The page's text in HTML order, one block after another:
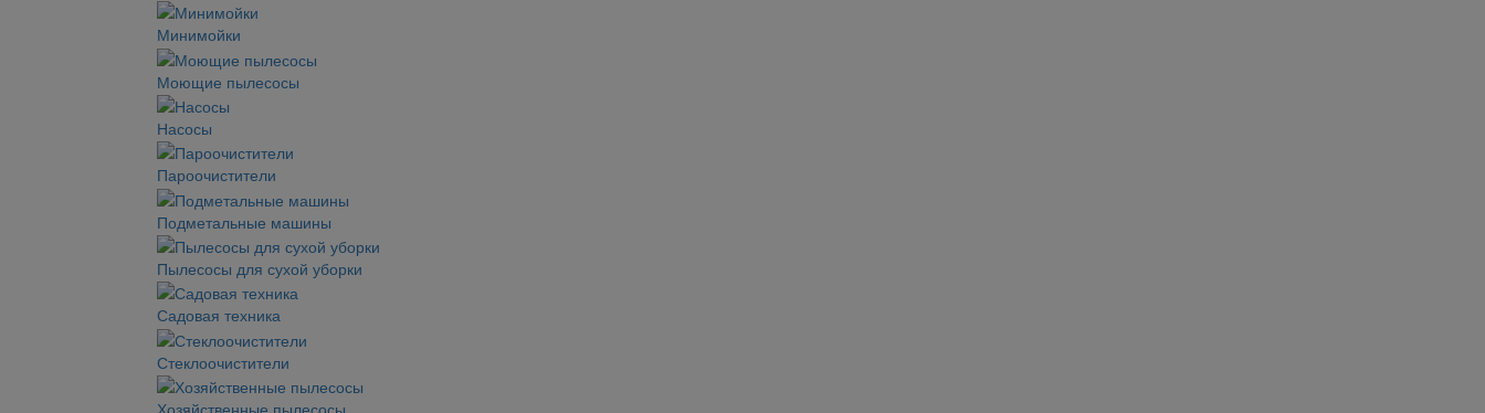
Минимойки
Моющие пылесосы
Насосы
Пароочистители
Подметальные машины
Пылесосы для сухой уборки
Садовая техника
Стеклоочистители
Хозяйственные пылесосы